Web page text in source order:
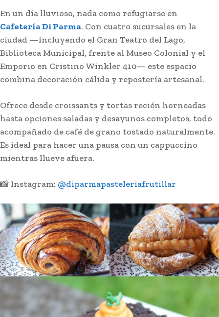
En un día lluvioso, nada como refugiarse en
Cafetería Di Parma. Con cuatro sucursales en la
ciudad —incluyendo el Gran Teatro del Lago,
Biblioteca Municipal, frente al Museo Colonial y el
Emporio en Cristino Winkler 410— este espacio
combina decoración cálida y repostería artesanal.
Ofrece desde croissants y tortas recién horneadas
hasta opciones saladas y desayunos completos, todo
acompañado de café de grano tostado naturalmente.
Es ideal para hacer una pausa con un cappuccino
mientras llueve afuera.
📸 Instagram: @diparmapasteleriafrutillar